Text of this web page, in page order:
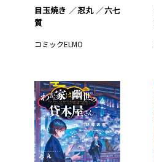
目玉焼き 忍丸
六七
質
コミックELMO